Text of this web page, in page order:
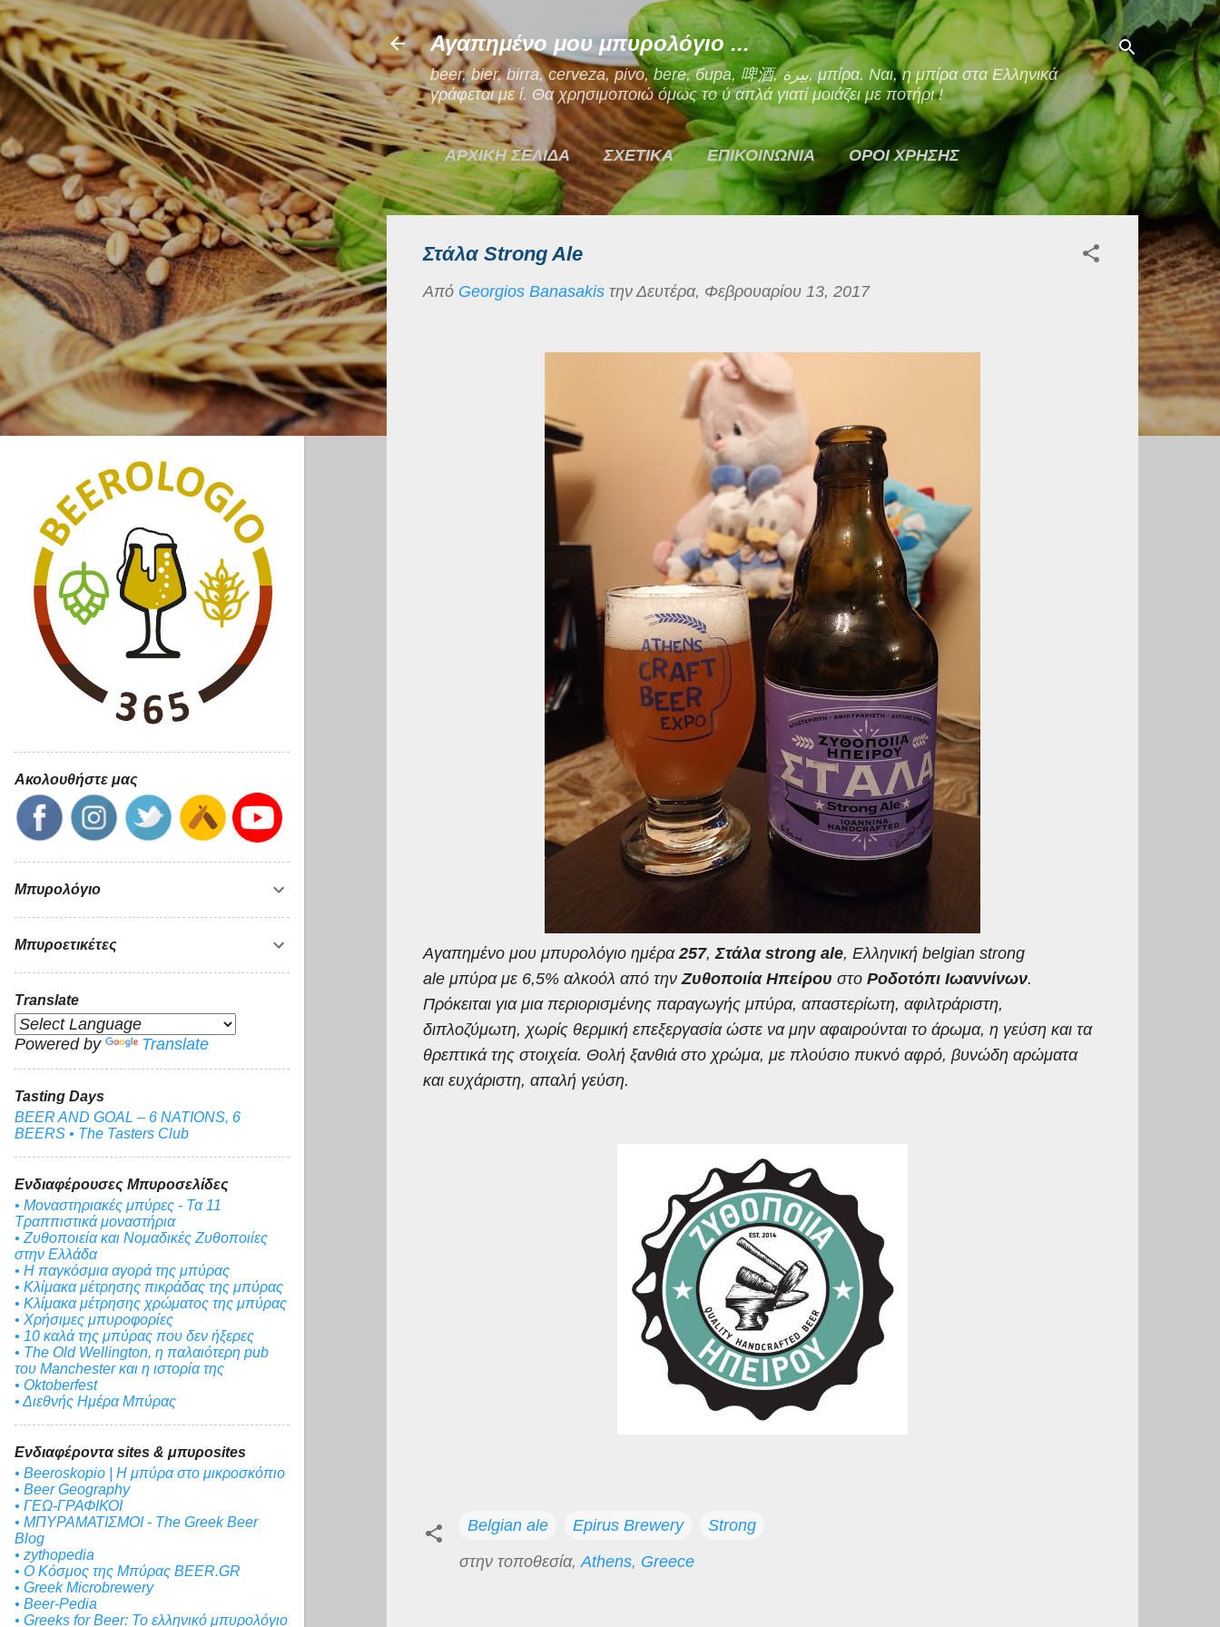
Μετάβαση στο κύριο περιεχόμενο
Αγαπημένο μου μπυρολόγιο ...
beer, bier, birra, cerveza, pivo, bere, бира, 啤酒, بيرة, μπίρα. Ναι, η μπίρα στα Ελληνικά
γράφεται με ί. Θα χρησιμοποιώ όμως το ύ απλά γιατί μοιάζει με ποτήρι !
ΑΡΧΙΚΗ ΣΕΛΙΔΑ ΣΧΕΤΙΚΑ ΕΠΙΚΟΙΝΩΝΙΑ ΟΡΟΙ ΧΡΗΣΗΣ
Στάλα Strong Ale
Από Georgios Banasakis τηνΔευτέρα, Φεβρουαρίου 13, 2017
Αγαπημένο μου μπυρολόγιο ημέρα257,Στάλα strong ale, Ελληνική belgian strong
aleμπύρα με 6,5% αλκοόλ από τηνΖυθοποιία Ηπείρου στο Ροδοτόπι Ιωαννίνων.
Πρόκειται για μια περιορισμένης παραγωγής μπύρα, απαστερίωτη, αφιλτράριστη,
διπλοζύμωτη, χωρίς θερμική επεξεργασία ώστε να μην αφαιρούνται το άρωμα, η γεύση και τα
θρεπτικά της στοιχεία. Θολή ξανθιά στο χρώμα, με πλούσιο πυκνό αφρό, βυνώδη αρώματα
και ευχάριστη, απαλή γεύση.
Belgian ale Epirus Brewery
Strong
στην τοποθεσία,Athens, Greece
Ακολουθήστε μας
Μπυρολόγιο
Μπυροετικέτες
Translate
Powered by Translate
Tasting Days
BEER AND GOAL – 6 NATIONS, 6
BEERS • The Tasters Club
Ενδιαφέρουσες Μπυροσελίδες
• Μοναστηριακές μπύρες - Τα 11
Τραππιστικά μοναστήρια
• Ζυθοποιεία και Νομαδικές Ζυθοποιίες
στην Ελλάδα
• Η παγκόσμια αγορά της μπύρας
• Κλίμακα μέτρησης πικράδας της μπύρας
• Κλίμακα μέτρησης χρώματος της μπύρας
• Χρήσιμες μπυροφορίες
• 10 καλά της μπύρας που δεν ήξερες
• The Old Wellington, η παλαιότερη pub
του Manchester και η ιστορία της
• Oktoberfest
• Διεθνής Ημέρα Μπύρας
Ενδιαφέροντα sites & μπυροsites
• Beeroskopio | Η μπύρα στο μικροσκόπιο
• Beer Geography
• ΓΕΩ-ΓΡΑΦΙΚΟΙ
• ΜΠΥΡΑΜΑΤΙΣΜΟΙ - The Greek Beer
Blog
• zythopedia
• Ο Κόσμος της Μπύρας BEER.GR
• Greek Microbrewery
• Beer-Pedia
• Greeks for Beer: To ελληνικό μπυρολόγιο